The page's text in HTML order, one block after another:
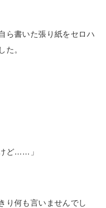
ら書いた張り紙をセロハ
た。
ど……」
り何も言いませんでし